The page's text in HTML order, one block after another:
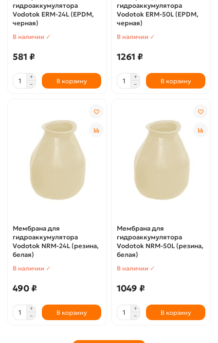
гидроаккумулятора
Vodotok ERM-24L (EPDM,
черная)
В наличии ✓
581 ₽
В корзину
гидроаккумулятора
Vodotok ERM-50L (EPDM,
черная)
В наличии ✓
1261 ₽
В корзину
Мембрана для
гидроаккумулятора
Vodotok NRM-24L (резина,
белая)
В наличии ✓
490 ₽
В корзину
Мембрана для
гидроаккумулятора
Vodotok NRM-50L (резина,
белая)
В наличии ✓
1049 ₽
В корзину